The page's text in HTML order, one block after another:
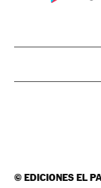
©EDICIONES EL